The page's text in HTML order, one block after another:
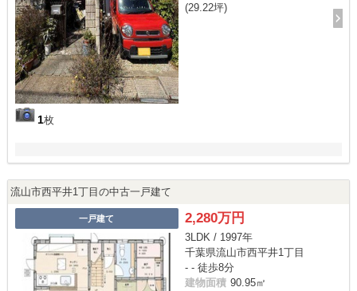
1枚
(29.22坪)
流山市西平井1丁目の中古一戸建て
一戸建て 2,280万円
3LDK / 1997年
千葉県流山市西平井1丁目
- - 徒歩8分
建物面積 90.95㎡